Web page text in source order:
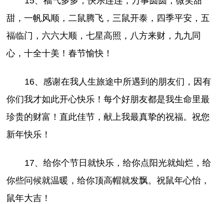
甜，一帆风顺，二鼠腾飞，三鼠开泰，四季平安，五
福临门，六六大顺，七星高照，八方来财，九九同
心，十全十美！春节愉快！
16、感谢在我人生旅途中所遇到的朋友们，因有
你们我才如此开心快乐！每个好朋友都是我生命里最
珍贵的财富！直此佳节，献上我最真挚的祝福。祝您
新年快乐！
17、给你个节日就快乐，给你点阳光就灿烂，给
你些问候就温暖，给你顶高帽就发飘。祝鼠年心怡，
鼠年大吉！